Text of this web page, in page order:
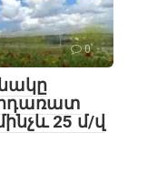
0
25 մ/վ